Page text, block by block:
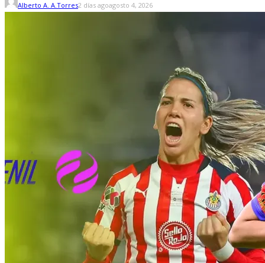
Alberto A. A.Torres2 días agoagosto 4, 2026